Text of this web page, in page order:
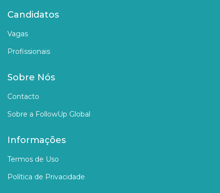
Candidatos
Vagas
Profissionais
Sobre Nós
Contacto
Sobre a FollowUp Global
Informações
Termos de Uso
Política de Privacidade